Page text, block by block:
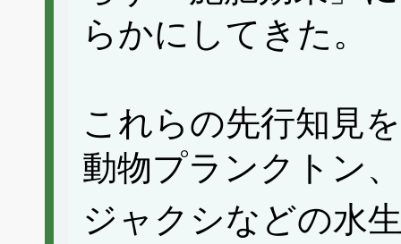
らかにしてきた。
これらの先行知見
動物プランクトン
ジャクシなどの水